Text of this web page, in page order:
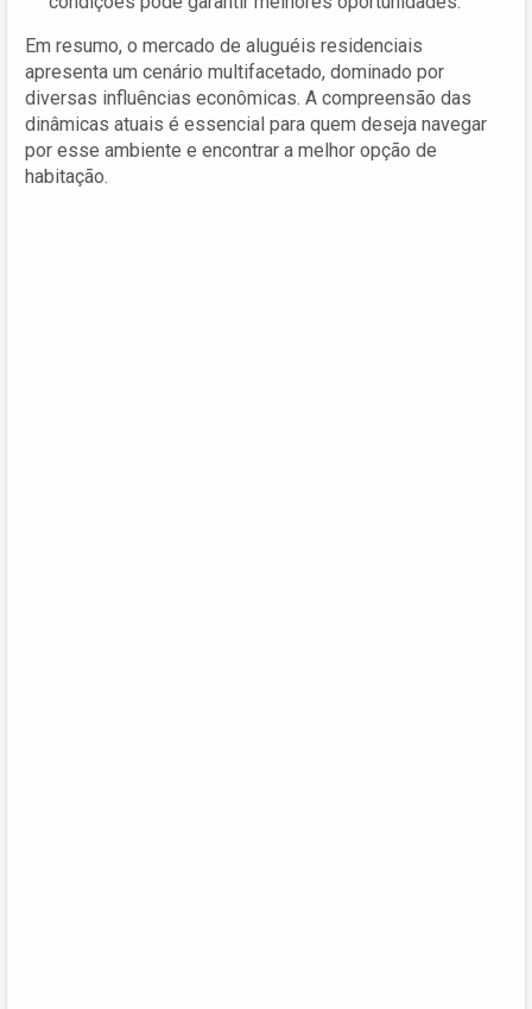
Em resumo, o mercado de aluguéis residenciais
apresenta um cenário multifacetado, dominado por
diversas influências econômicas. A compreensão das
dinâmicas atuais é essencial para quem deseja navegar
por esse ambiente e encontrar a melhor opção de
habitação.